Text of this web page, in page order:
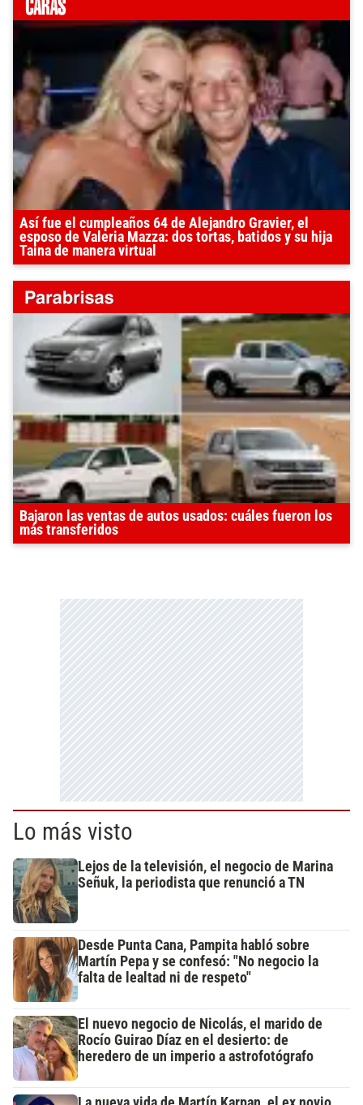
Así fue el cumpleaños 64 de Alejandro Gravier, el
esposo de Valeria Mazza: dos tortas, batidos y su hija
Taina de manera virtual
Bajaron las ventas de autos usados: cuáles fueron los
más transferidos
Lo más visto
Lejos de la televisión, el negocio de Marina
Señuk, la periodista que renunció a TN
Desde Punta Cana, Pampita habló sobre
Martín Pepa y se confesó: "No negocio la
falta de lealtad ni de respeto"
El nuevo negocio de Nicolás, el marido de
Rocío Guirao Díaz en el desierto: de
heredero de un imperio a astrofotógrafo